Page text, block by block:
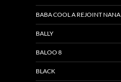
BABA COOL A REJOINT NANA
BALLY
BALOO 8
BLACK